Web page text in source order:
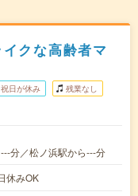
クな高齢者マ
日が休み 残業なし
分／松ノ浜駅から---分
休みOK